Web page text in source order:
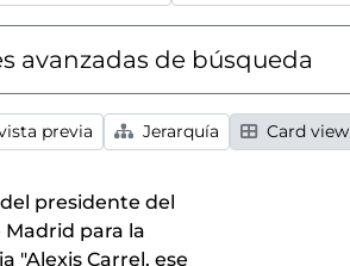
avanzadas de búsqueda
previa Jerarquía Card view
presidente del
para la
"Alexis Carrel, ese